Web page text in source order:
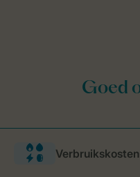
Verbruikskosten